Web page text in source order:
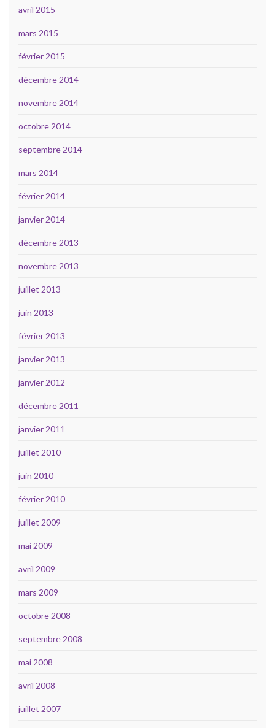
avril 2015
mars 2015
février 2015
décembre 2014
novembre 2014
octobre 2014
septembre 2014
mars 2014
février 2014
janvier 2014
décembre 2013
novembre 2013
juillet 2013
juin 2013
février 2013
janvier 2013
janvier 2012
décembre 2011
janvier 2011
juillet 2010
juin 2010
février 2010
juillet 2009
mai 2009
avril 2009
mars 2009
octobre 2008
septembre 2008
mai 2008
avril 2008
juillet 2007